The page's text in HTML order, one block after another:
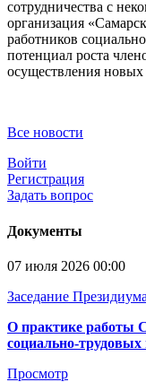
сотрудничества с
организация
работников
потенциал роста
осуществления
Все новости
Войти
Регистрация
Задать вопрос
Документы
07 июля 2026 00:00
Заседание
О практике
социально-
Просмотр